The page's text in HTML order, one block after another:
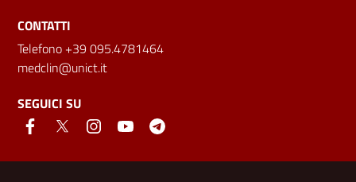
CONTATTI
Telefono +39 095.4781464
medclin@unict.it
SEGUICI SU
Link e informazioni utili